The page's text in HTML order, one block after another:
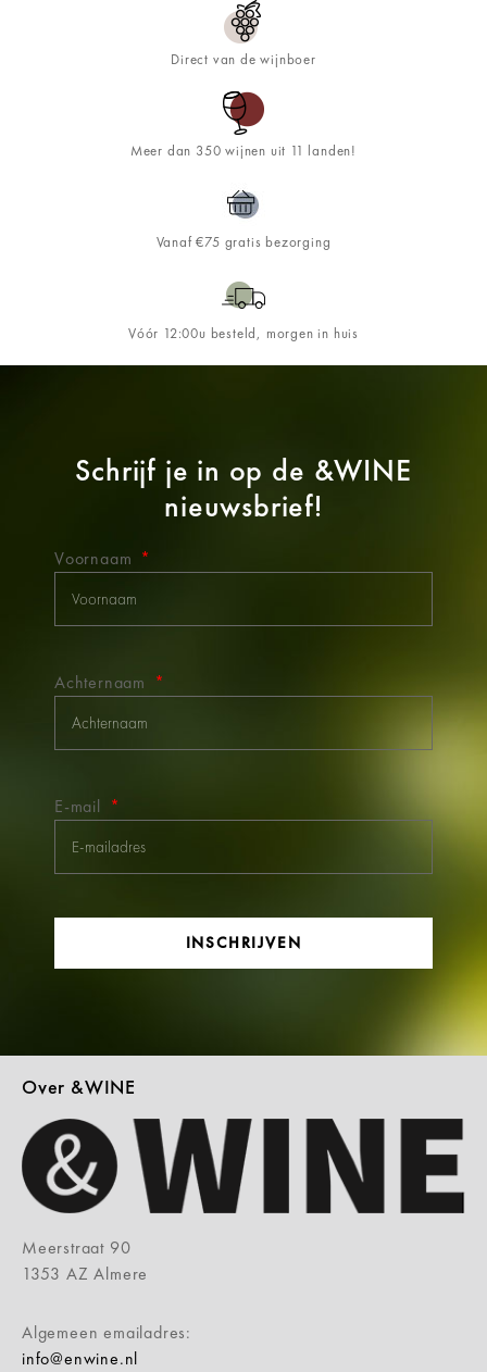
Direct van de wijnboer
Meer dan 350 wijnen uit 11 landen!
Vanaf €75 gratis bezorging
Vóór 12:00u besteld, morgen in huis
Schrijf je in op de &WINE
nieuwsbrief!
Voornaam
Achternaam
E-mail
INSCHRIJVEN
Over &WINE
Meerstraat 90
1353 AZ Almere
Algemeen emailadres:
info@enwine.nl